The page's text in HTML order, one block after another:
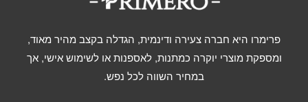
פרימרו היא חברה צעירה ודינמית, הגדלה בקצב מהיר מאוד,
ומספקת מוצרי יוקרה כמתנות, לאספנות או לשימוש אישי, אך
במחיר השווה לכל נפש.